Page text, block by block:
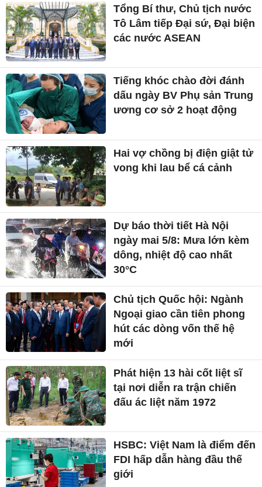
Tổng Bí thư, Chủ tịch nước
Tô Lâm tiếp Đại sứ, Đại biện
các nước ASEAN
Tiếng khóc chào đời đánh
dấu ngày BV Phụ sản Trung
ương cơ sở 2 hoạt động
Hai vợ chồng bị điện giật tử
vong khi lau bể cá cảnh
Dự báo thời tiết Hà Nội
ngày mai 5/8: Mưa lớn kèm
dông, nhiệt độ cao nhất
30°C
Chủ tịch Quốc hội: Ngành
Ngoại giao cần tiên phong
hút các dòng vốn thế hệ
mới
Phát hiện 13 hài cốt liệt sĩ
tại nơi diễn ra trận chiến
đấu ác liệt năm 1972
HSBC: Việt Nam là điểm đến
FDI hấp dẫn hàng đầu thế
giới